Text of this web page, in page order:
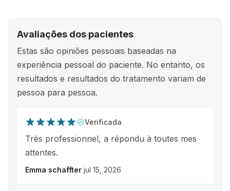
Avaliações dos pacientes
Estas são opiniões pessoais baseadas na
experiência pessoal do paciente. No entanto, os
resultados e resultados do tratamento variam de
pessoa para pessoa.
Verificada
Très professionnel, a répondu à toutes mes
attentes.
Emma schaffter jul 15, 2026